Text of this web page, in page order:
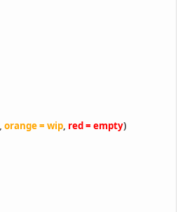
orange = wip red = empty)